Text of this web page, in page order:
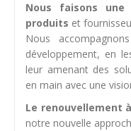
Nous faisons
produits et
Nous
développement, en
leur amenant des
en main avec une
Le renouvellement
notre nouvelle